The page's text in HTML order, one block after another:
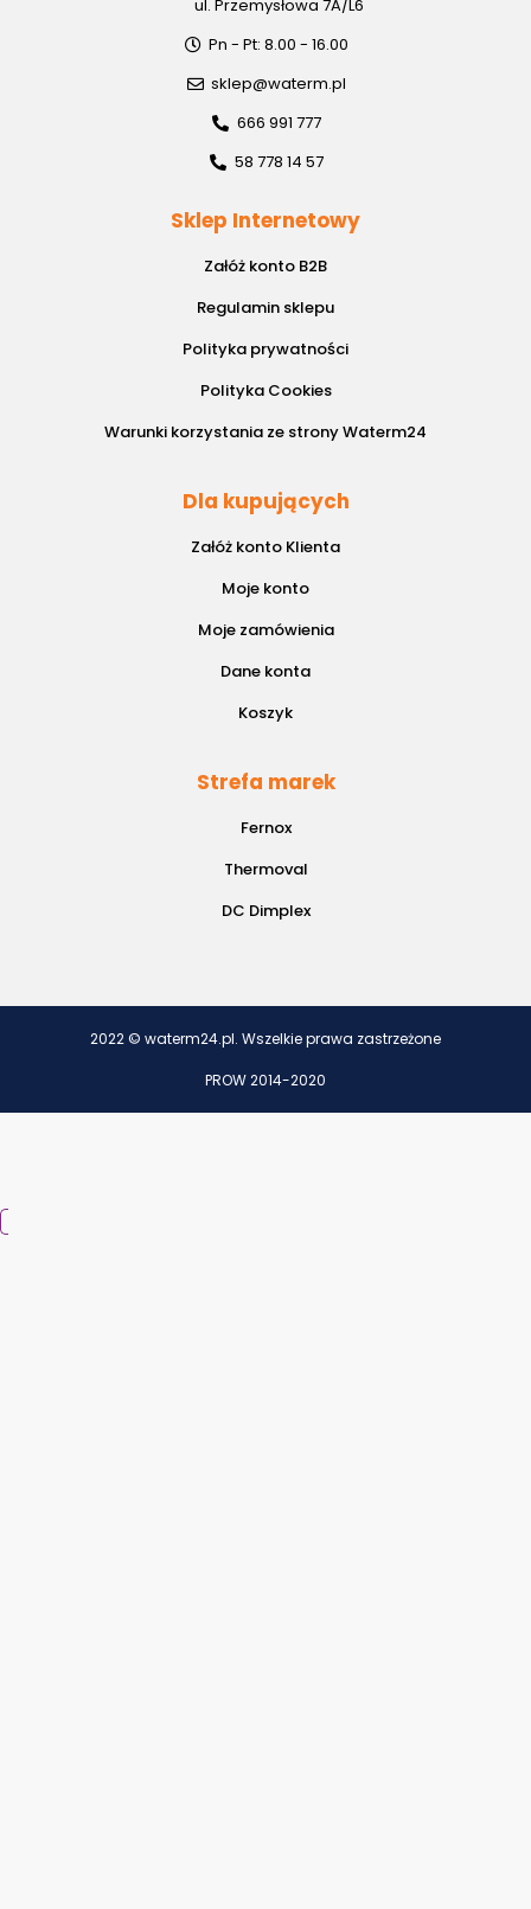
ul. Przemysłowa 7A/L6
Pn - Pt: 8.00 - 16.00
sklep@waterm.pl
666 991 777
58 778 14 57
Sklep Internetowy
Załóż konto B2B
Regulamin sklepu
Polityka prywatności
Polityka Cookies
Warunki korzystania ze strony Waterm24
Dla kupujących
Załóż konto Klienta
Moje konto
Moje zamówienia
Dane konta
Koszyk
Strefa marek
Fernox
Thermoval
DC Dimplex
2022 © waterm24.pl. Wszelkie prawa zastrzeżone
PROW 2014-2020